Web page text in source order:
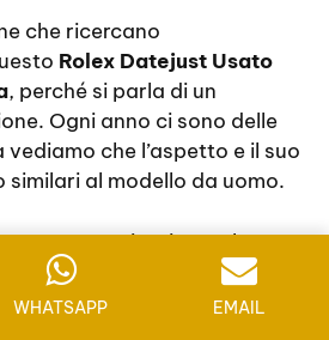
che ricercano
Rolex Datejust Usato
, perché si parla di un
Ogni anno ci sono delle
che l’aspetto e il suo
similari al modello da uomo.
tante varianti e anche
Il modello in oro bianco e
di colorazione argentata,
WHATSAPP EMAIL